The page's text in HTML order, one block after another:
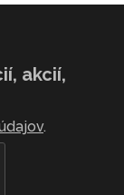
akcií,
.